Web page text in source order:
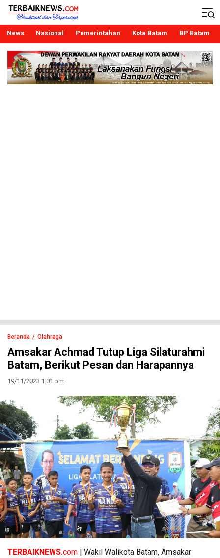
Terbaiknews
Teraktual dan Terpercaya
News Nasional Pemerintahan Kota Batam BP Batam
Beranda Olahraga
Amsakar Achmad Tutup Liga Silaturahmi
Batam, Berikut Pesan dan Harapannya
19/11/2023 1:01 pm
TERBAIKNEWS.com | Wakil Walikota Batam, Amsakar